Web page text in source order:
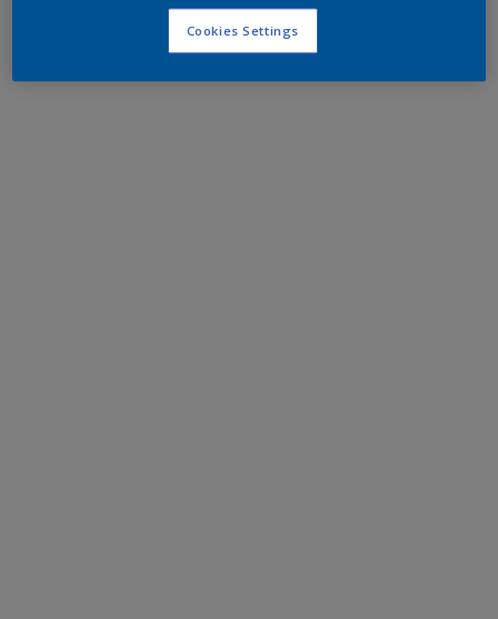
Cookies Settings